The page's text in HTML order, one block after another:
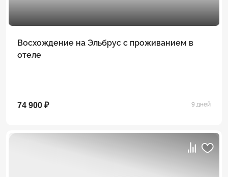
Восхождение на Эльбрус с проживанием в
отеле
74 900 ₽ 9 дней